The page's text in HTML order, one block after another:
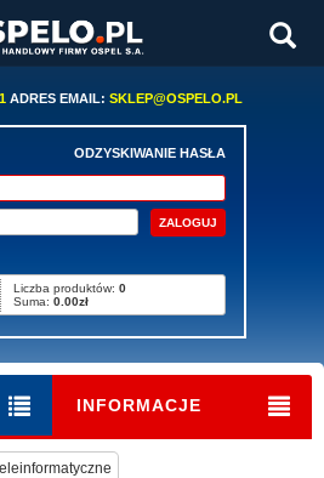
ADRES EMAIL: SKLEP@OSPELO.PL
ODZYSKIWANIE HASŁA
Liczba produktów: 0
Suma: 0.00zł
INFORMACJE